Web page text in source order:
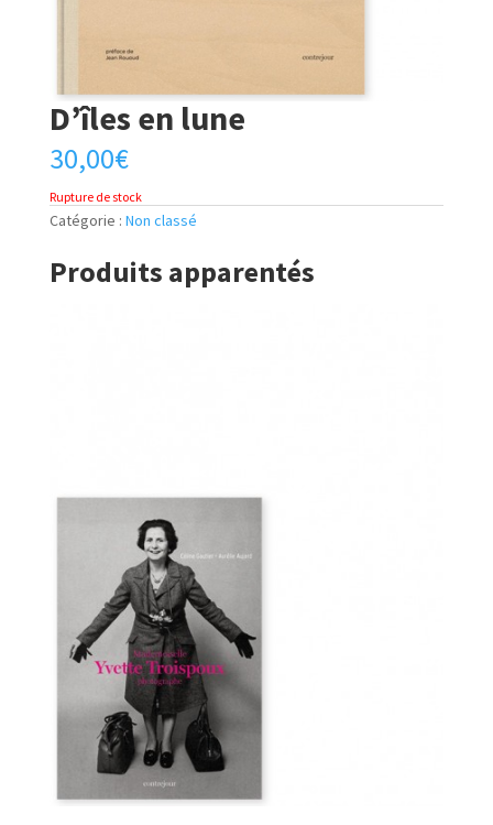
D’îles en lune
30,00€
Rupture de stock
Catégorie : Non classé
Produits apparentés